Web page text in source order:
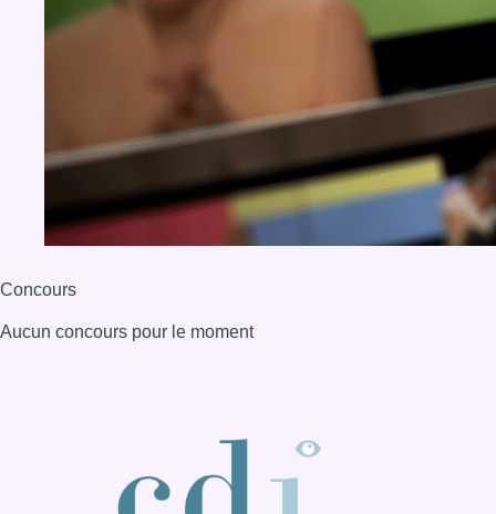
Concours
Aucun concours pour le moment